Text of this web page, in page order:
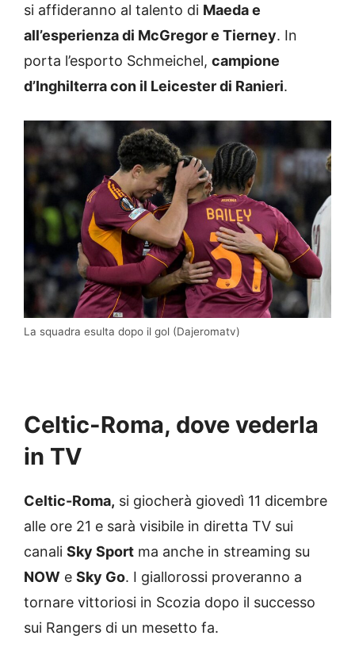
si affideranno al talento di Maeda e
all’esperienza di McGregor e Tierney. In
porta l’esporto Schmeichel, campione
d’Inghilterra con il Leicester di Ranieri.
La squadra esulta dopo il gol (Dajeromatv)
Celtic-Roma, dove vederla
in TV
Celtic-Roma, si giocherà giovedì 11 dicembre
alle ore 21 e sarà visibile in diretta TV sui
canali Sky Sport ma anche in streaming su
NOW e Sky Go. I giallorossi proveranno a
tornare vittoriosi in Scozia dopo il successo
sui Rangers di un mesetto fa.